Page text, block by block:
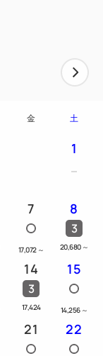
金 土
1
7
17,072 ～
8
3
20,680 ～
14
3
17,424
15
14,256 ～
21 22